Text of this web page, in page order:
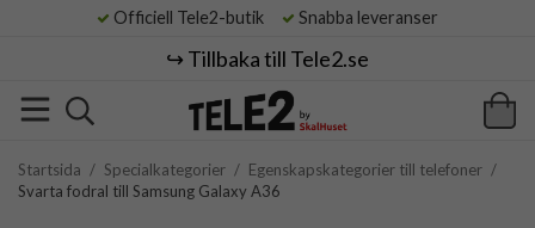
Officiell Tele2-butik Snabba leveranser
↪️ Tillbaka till Tele2.se
Startsida / Specialkategorier / Egenskapskategorier till telefoner /
Svarta fodral till Samsung Galaxy A36